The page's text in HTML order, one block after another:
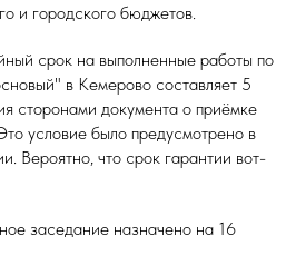
и городского бюджетов.
срок на выполненные работы по
в Кемерово составляет 5
сторонами документа о приёмке
условие было предусмотрено в
Вероятно, что срок гарантии вот-
заседание назначено на 16